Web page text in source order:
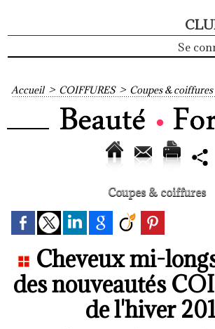
Se
Accueil > COIFFURES > Coupes & coiffures
Coupes & coiffures
Cheveux mi-
des nouveautés
de l'hiver